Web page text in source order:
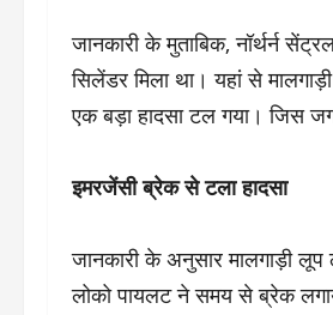
जानकारी के मुताबिक, नॉर्थर्न
सिलेंडर मिला था। यहां से
एक बड़ा हादसा टल गया। जिस
इमरजेंसी ब्रेक से टला हादसा
जानकारी के अनुसार मालगाड़ी
लोको पायलट ने समय से ब्रेक